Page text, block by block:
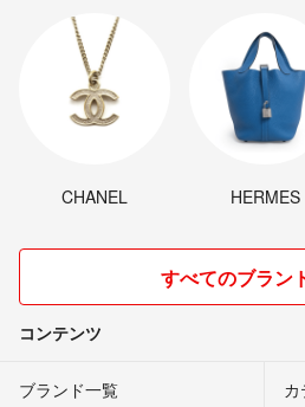
CHANEL HERMES
すべてのブラン
コンテンツ
ブランド一覧